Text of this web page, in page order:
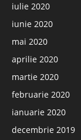
iulie 2020
iunie 2020
mai 2020
aprilie 2020
martie 2020
februarie 2020
ianuarie 2020
decembrie 2019